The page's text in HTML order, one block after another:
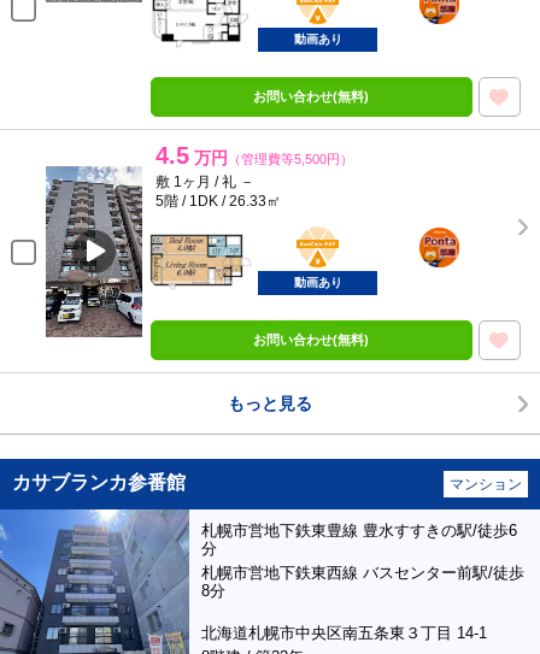
動画あり
お問い合わせ(無料)
4.5 万円 （管理費等5,500円）
敷 1ヶ月 / 礼 －
5階 / 1DK / 26.33㎡
BunChinPAY
ポンタ
部屋
動画あり
お問い合わせ(無料)
もっと見る
カサブランカ参番館 マンション
札幌市営地下鉄東豊線 豊水すすきの駅/徒歩6
分
札幌市営地下鉄東西線 バスセンター前駅/徒歩
8分
北海道札幌市中央区南五条東３丁目 14-1